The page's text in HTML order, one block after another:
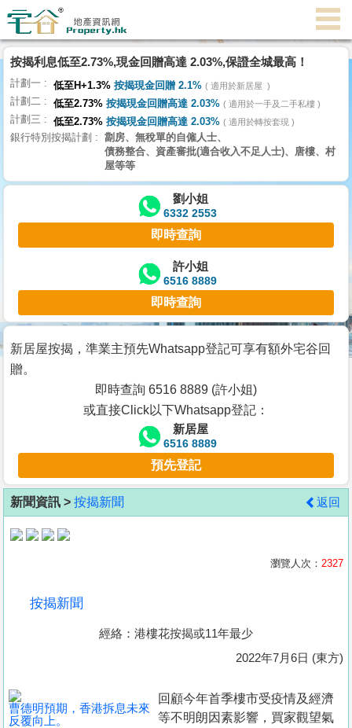
理
主
頁
搵
樓/
交
業
主
宅
谷
按
客
地
產
置
按揭利息低至2.73%,現金回贈高達 2.03%,保證全城最高！
計劃一 低至H+1.3% 按揭現金回贈 2.1% 適用於新居屋
計劃二 低至2.73% 按揭現金回贈高達 2.03% 適用於一手及二手私樓
計劃三 低至2.73% 按揭現金回贈高達 2.03% 適用於轉按套現
銀行特別按揭計劃
劏房、無稅單的自僱人士、
債務整合、資產審批(適合收入不足人士)、唐樓、村
屋等等
劉小姐
6332 2553
即時查詢
許小姐
6516 8889
即時查詢
新居屋按揭，準業主預先Whatsapp登記可享有額外宅谷回
贈。
即時查詢 6516 8889 (許小姐)
或直接Click以下Whatsapp登記：
新居屋
6516 8889
預先登記
新聞資訊 > 按揭新聞 返回
瀏覽人次： 2327
按揭新聞
經絡：港樓花按揭或11年最少
2022年7月6日 (東方)
曹德明預期，香港拆息未來
反覆向上。
回顧今年首季樓市受疫情及經濟
等不明朗因素影響，買家觀望氣